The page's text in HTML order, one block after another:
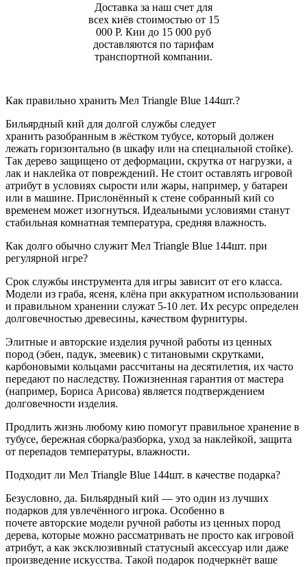
Доставка за наш счет для
всех киёв стоимостью от 15
000 Р. Кии до 15 000 руб
доставляются по тарифам
транспортной компании.
Как правильно хранить Мел Triangle Blue 144шт.?
Бильярдный кий для долгой службы следует
хранить разобранным в жёстком тубусе, который должен
лежать горизонтально (в шкафу или на специальной стойке).
Так дерево защищено от деформации, скрутка от нагрузки, а
лак и наклейка от повреждений. Не стоит оставлять игровой
атрибут в условиях сырости или жары, например, у батареи
или в машине. Прислонённый к стене собранный кий со
временем может изогнуться. Идеальными условиями станут
стабильная комнатная температура, средняя влажность.
Как долго обычно служит Мел Triangle Blue 144шт. при
регулярной игре?
Срок службы инструмента для игры зависит от его класса.
Модели из граба, ясеня, клёна при аккуратном использовании
и правильном хранении служат 5-10 лет. Их ресурс определен
долговечностью древесины, качеством фурнитуры.
Элитные и авторские изделия ручной работы из ценных
пород (эбен, падук, змеевик) с титановыми скрутками,
карбоновыми кольцами рассчитаны на десятилетия, их часто
передают по наследству. Пожизненная гарантия от мастера
(например, Бориса Арисова) является подтверждением
долговечности изделия.
Продлить жизнь любому кию помогут правильное хранение в
тубусе, бережная сборка/разборка, уход за наклейкой, защита
от перепадов температуры, влажности.
Подходит ли Мел Triangle Blue 144шт. в качестве подарка?
Безусловно, да. Бильярдный кий — это один из лучших
подарков для увлечённого игрока. Особенно в
почете авторские модели ручной работы из ценных пород
дерева, которые можно рассматривать не просто как игровой
атрибут, а как эксклюзивный статусный аксессуар или даже
произведение искусства. Такой подарок подчеркнёт ваше